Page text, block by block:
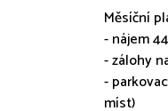
Měsíční
- nájem
- zálohy
-
míst)